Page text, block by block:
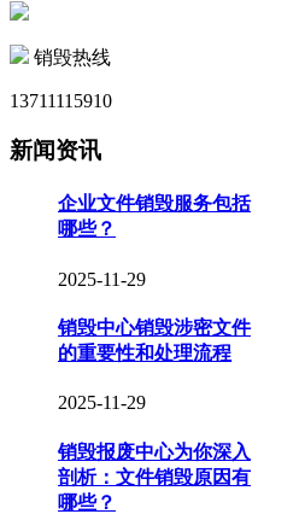
销毁热线
13711115910
新闻资讯
企业文件销毁服务包括
哪些？
2025-11-29
销毁中心销毁涉密文件
的重要性和处理流程
2025-11-29
销毁报废中心为你深入
剖析：文件销毁原因有
哪些？